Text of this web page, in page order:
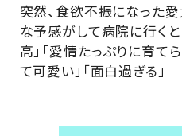
突然、食欲不振になった愛
な予感がして病院に行く
高」「愛情たっぷりに育て
て可愛い」「面白過ぎる」